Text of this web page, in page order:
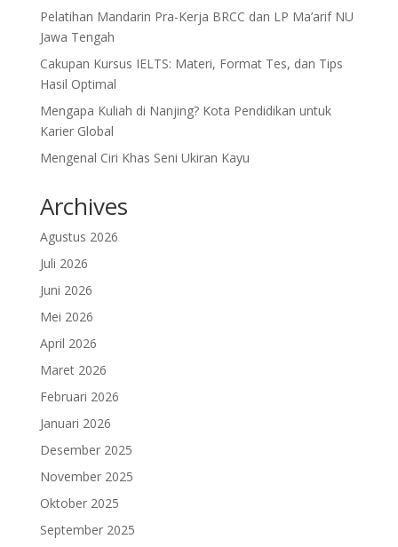
Pelatihan Mandarin Pra-Kerja BRCC dan LP Ma’arif NU
Jawa Tengah
Cakupan Kursus IELTS: Materi, Format Tes, dan Tips
Hasil Optimal
Mengapa Kuliah di Nanjing? Kota Pendidikan untuk
Karier Global
Mengenal Ciri Khas Seni Ukiran Kayu
Archives
Agustus 2026
Juli 2026
Juni 2026
Mei 2026
April 2026
Maret 2026
Februari 2026
Januari 2026
Desember 2025
November 2025
Oktober 2025
September 2025